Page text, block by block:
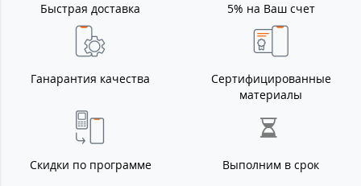
Быстрая доставка 5% на Ваш счет
Ганарантия качества
Сертифицированные
материалы
Скидки по программе Выполним в срок